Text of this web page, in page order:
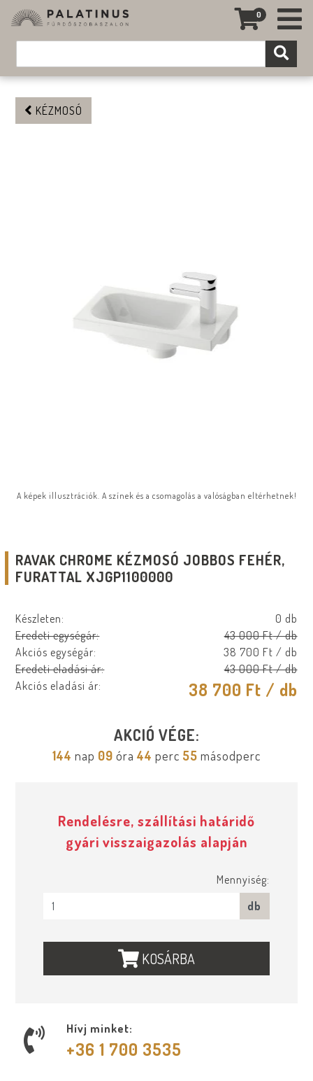
0
KÉZMOSÓ
A képek illusztrációk. A színek és a csomagolás a valóságban eltérhetnek!
RAVAK CHROME KÉZMOSÓ JOBBOS FEHÉR,
FURATTAL XJGP1100000
Készleten:
0 db
Eredeti egységár:
43 000 Ft/ db
Akciós egységár:
38 700 Ft / db
Eredeti eladási ár:
43 000 Ft/ db
Akciós eladási ár:
38 700 Ft / db
AKCIÓ VÉGE:
144 nap 09 óra 44 perc 54 másodperc
Rendelésre, szállítási határidő
gyári visszaigazolás alapján
Mennyiség:
db
KOSÁRBA
Hívj minket:
+36 1 700 3535